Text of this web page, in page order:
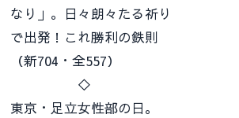
なり」。日々朗々たる祈り
で出発！これ勝利の鉄則
（新704・全557）
◇
東京・足立女性部の日。